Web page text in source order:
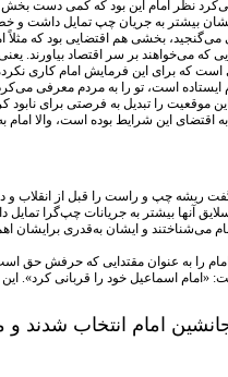
نظر امام این بود که کمی دست
بیشتر به جریان چپ تمایل داشت و
بخشی هم اقتضایی بود که مثلاً
که می‌خواهند بر سر اقتصاد
که برای این فرمایش امام کاری
است، تو را به مردم معرفی
موقعیت را تبدیل به فرصتی برای
به اقتضای این شرایط بوده است، والا
ریشه چپ و راست را قبل از انقلاب
سلایق آنها بیشتر به جریانات چپ‌گرا
و ایشان به‌قدری برایشان
را به عنوان مقتدایی که حرفش حق
«امام اسماعیل خود را قربانی کرد».
عنوان جانشین امام